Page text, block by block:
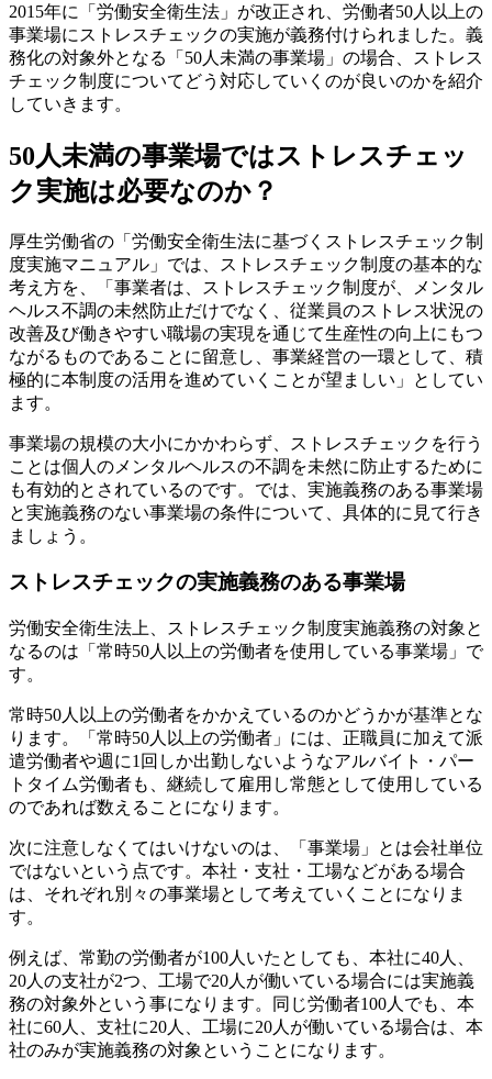
2015年に「労働安全衛生法」が改正され、労働者50人以上の
事業場にストレスチェックの実施が義務付けられました。義
務化の対象外となる「50人未満の事業場」の場合、ストレス
チェック制度についてどう対応していくのが良いのかを紹介
していきます。
50人未満の事業場ではストレスチェッ
ク実施は必要なのか？
厚生労働省の「労働安全衛生法に基づくストレスチェック制
度実施マニュアル」では、ストレスチェック制度の基本的な
考え方を、「事業者は、ストレスチェック制度が、メンタル
ヘルス不調の未然防止だけでなく、従業員のストレス状況の
改善及び働きやすい職場の実現を通じて生産性の向上にもつ
ながるものであることに留意し、事業経営の一環として、積
極的に本制度の活用を進めていくことが望ましい」としてい
ます。
事業場の規模の大小にかかわらず、ストレスチェックを行う
ことは個人のメンタルヘルスの不調を未然に防止するために
も有効的とされているのです。では、実施義務のある事業場
と実施義務のない事業場の条件について、具体的に見て行き
ましょう。
ストレスチェックの実施義務のある事業場
労働安全衛生法上、ストレスチェック制度実施義務の対象と
なるのは「常時50人以上の労働者を使用している事業場」で
す。
常時50人以上の労働者をかかえているのかどうかが基準とな
ります。「常時50人以上の労働者」には、正職員に加えて派
遣労働者や週に1回しか出勤しないようなアルバイト・パー
トタイム労働者も、継続して雇用し常態として使用している
のであれば数えることになります。
次に注意しなくてはいけないのは、「事業場」とは会社単位
ではないという点です。本社・支社・工場などがある場合
は、それぞれ別々の事業場として考えていくことになりま
す。
例えば、常勤の労働者が100人いたとしても、本社に40人、
20人の支社が2つ、工場で20人が働いている場合には実施義
務の対象外という事になります。同じ労働者100人でも、本
社に60人、支社に20人、工場に20人が働いている場合は、本
社のみが実施義務の対象ということになります。